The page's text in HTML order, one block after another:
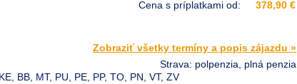
Cena s príplatkami od:
378,90 €
Zobraziť všetky termíny a popis zájazdu »
Strava: polpenzia, plná penzia
BB, MT, PU, PE, PP, TO, PN, VT, ZV